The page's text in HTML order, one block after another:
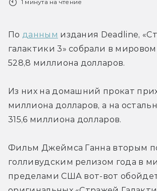
1 минута на чтение
По данным издания Deadline,
галактики 3» собрали в
528,8 миллиона долларов.
Из них на домашний прокат
миллиона долларов, а на
315,6 миллиона долларов.
Фильм Джеймса Ганна вторым
голливудским релизом года в
пределами США вот-вот